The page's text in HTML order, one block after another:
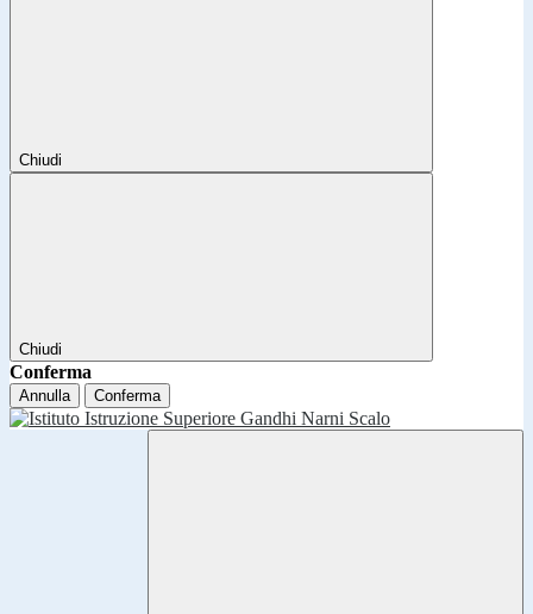
Chiudi
Chiudi
Conferma
Annulla Conferma